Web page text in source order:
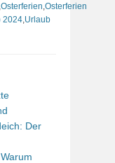
Osterferien Osterferien
2024 Urlaub
Der